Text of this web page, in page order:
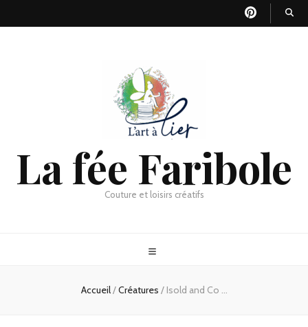
La fée Faribole
Couture et loisirs créatifs
Accueil/Créatures / Isold and Co …